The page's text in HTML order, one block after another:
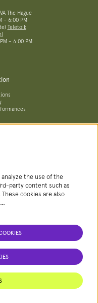
The Hague
– 6:00 PM
Teletolk
– 6:00 PM
the use of the
party content such as
cookies are also